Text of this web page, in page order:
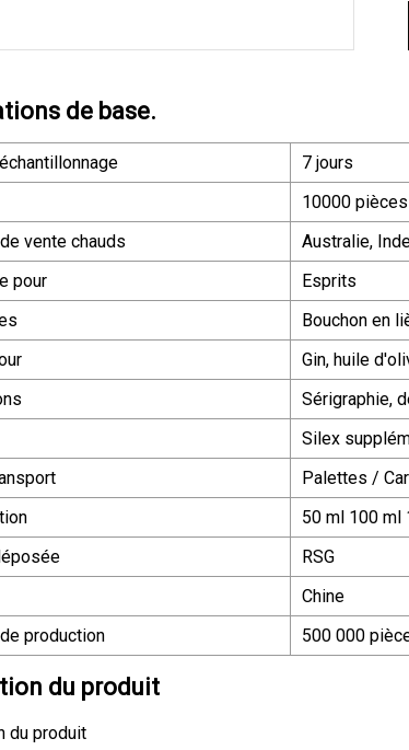
de base.
7 jours
10000 pièces
vente chauds
Australie,
pour
Esprits
Bouchon en
Gin, huile
Sérigraphie,
Silex
Palettes /
50 ml 100 ml
RSG
Chine
production
500 000
du produit
du produit